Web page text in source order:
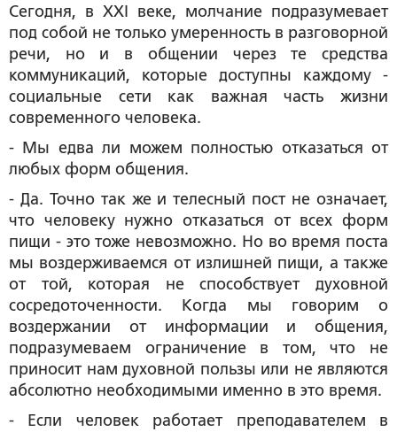
Сегодня, в XXI веке, молчание подразумевает
под собой не только умеренность в разговорной
речи, но и в общении через те средства
коммуникаций, которые доступны каждому -
социальные сети как важная часть жизни
современного человека.
- Мы едва ли можем полностью отказаться от
любых форм общения.
- Да. Точно так же и телесный пост не означает,
что человеку нужно отказаться от всех форм
пищи - это тоже невозможно. Но во время поста
мы воздерживаемся от излишней пищи, а также
от той, которая не способствует духовной
сосредоточенности. Когда мы говорим о
воздержании от информации и общения,
подразумеваем ограничение в том, что не
приносит нам духовной пользы или не являются
абсолютно необходимыми именно в это время.
- Если человек работает преподавателем в